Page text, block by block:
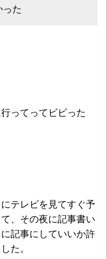
った
ってってビビった
テレビを見てすぐ予
、その夜に記事書い
記事にしていいか許
た。